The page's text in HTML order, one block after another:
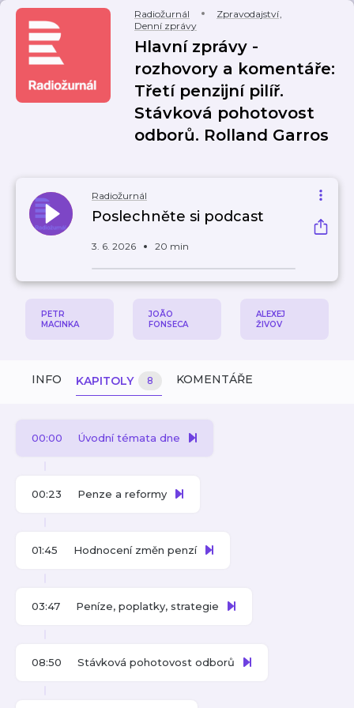
Radiožurnál Zpravodajství,
Denní zprávy
Hlavní zprávy -
rozhovory a komentáře:
Třetí penzijní pilíř.
Stávková pohotovost
odborů. Rolland Garros
Radiožurnál
Poslechněte si podcast
3. 6. 2026 20 min
PETR
MACINKA
JOÃO
FONSECA
ALEXEJ
ŽIVOV
INFO KAPITOLY 8 KOMENTÁŘE
00:00 Úvodní témata dne
00:23 Penze a reformy
01:45 Hodnocení změn penzí
03:47 Peníze, poplatky, strategie
08:50 Stávková pohotovost odborů